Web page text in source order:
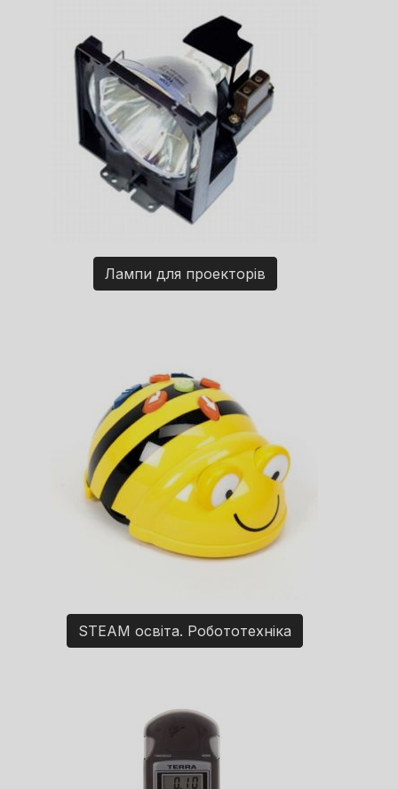
Лампи для проекторів
STEAM освіта. Робототехніка